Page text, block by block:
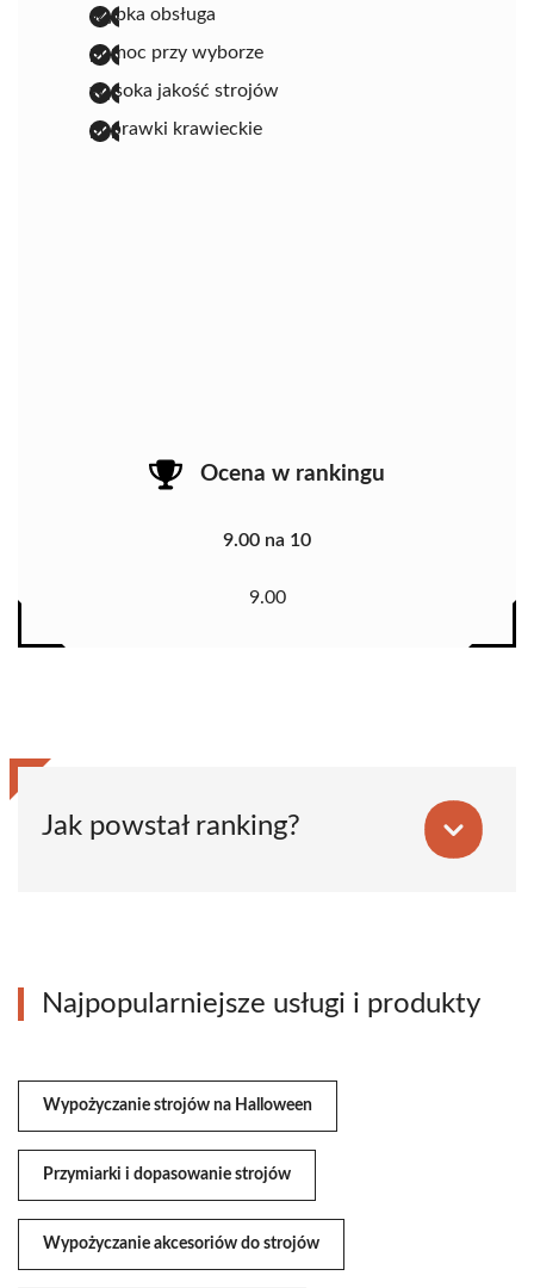
szybka obsługa
pomoc przy wyborze
wysoka jakość strojów
poprawki krawieckie
Ocena w rankingu
9.00 na 10
9.00
Jak powstał ranking?
Najpopularniejsze usługi i produkty
Wypożyczanie strojów na Halloween
Przymiarki i dopasowanie strojów
Wypożyczanie akcesoriów do strojów